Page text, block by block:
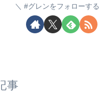
#グレンをフォローする
事